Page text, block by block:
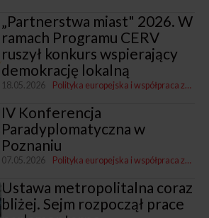
„Partnerstwa miast" 2026. W
ramach Programu CERV
ruszył konkurs wspierający
demokrację lokalną
18.05.2026 Polityka europejska i współpraca zagraniczna
IV Konferencja
Paradyplomatyczna w
Poznaniu
07.05.2026 Polityka europejska i współpraca zagraniczna
Ustawa metropolitalna coraz
bliżej. Sejm rozpoczął prace